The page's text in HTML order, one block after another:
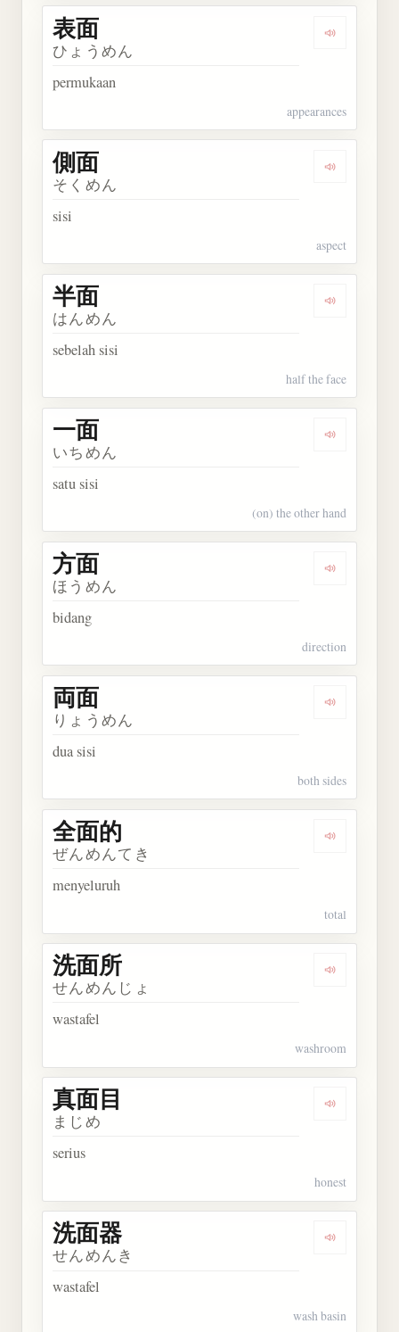
Dengarkan
表面
ひょうめん
permukaan
appearances
Dengarkan
側面
そくめん
sisi
aspect
Dengarkan
半面
はんめん
sebelah sisi
half the face
Dengarkan
一面
いちめん
satu sisi
(on) the other hand
Dengarkan
方面
ほうめん
bidang
direction
Dengarkan
両面
りょうめん
dua sisi
both sides
Dengarkan
全面的
ぜんめんてき
menyeluruh
total
Dengarkan
洗面所
せんめんじょ
wastafel
washroom
Dengarkan
真面目
まじめ
serius
honest
Dengarkan
洗面器
せんめんき
wastafel
wash basin